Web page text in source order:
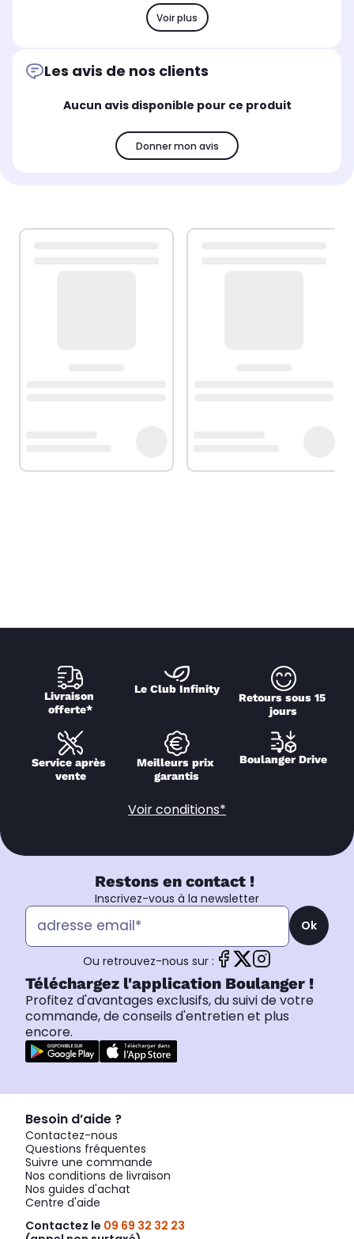
Voir plus
Les avis de nos clients
Aucun avis disponible pour ce produit
Donner mon avis
Livraison
offerte*
Le Club Infinity
Retours sous 15
jours
Service après
vente
Meilleurs prix
garantis
Boulanger Drive
Voir conditions*
Restons en contact !
Inscrivez-vous à la newsletter
Ok
Ou retrouvez-nous sur :
Téléchargez l'application Boulanger !
Profitez d'avantages exclusifs, du suivi de votre
commande, de conseils d'entretien et plus
encore.
Besoin d’aide ?
Contactez-nous
Questions fréquentes
Suivre une commande
Nos conditions de livraison
Nos guides d'achat
Centre d'aide
Contactez le 09 69 32 32 23